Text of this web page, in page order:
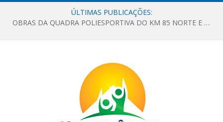
ÚLTIMAS PUBLICAÇÕES:
OBRAS DA QUADRA POLIESPORTIVA DO KM 85 NORTE E DA ESCOLA GASPAR VIANA AVANÇAM